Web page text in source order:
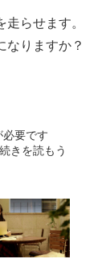
らせます。
なりますか？
必要です
きを読もう